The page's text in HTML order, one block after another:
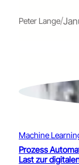
Peter Lange/
Machine
Prozess
Last zur